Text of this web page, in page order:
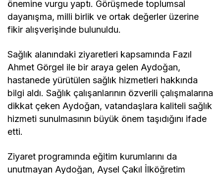
önemine vurgu yaptı. Görüşmede toplumsal
dayanışma, milli birlik ve ortak değerler üzerine
fikir alışverişinde bulunuldu.
Sağlık alanındaki ziyaretleri kapsamında Fazıl
Ahmet Görgel ile bir araya gelen Aydoğan,
hastanede yürütülen sağlık hizmetleri hakkında
bilgi aldı. Sağlık çalışanlarının özverili çalışmalarına
dikkat çeken Aydoğan, vatandaşlara kaliteli sağlık
hizmeti sunulmasının büyük önem taşıdığını ifade
etti.
Ziyaret programında eğitim kurumlarını da
unutmayan Aydoğan, Aysel Çakıl İlköğretim